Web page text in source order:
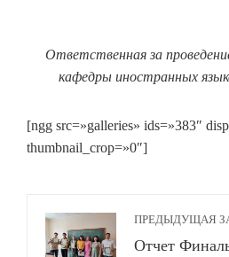
Ответственная за
кафедры иностранных
[ngg src=»galleries» ids=»383″
thumbnail_crop=»0″]
ПРЕДЫДУЩАЯ
Отчет